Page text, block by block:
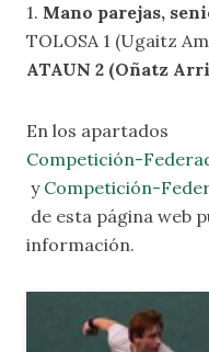
1. Mano parejas,
TOLOSA 1 (Ugaitz
ATAUN 2 (Oñatz
En los apartados
Competición-
y Competición-
de esta página web
información.